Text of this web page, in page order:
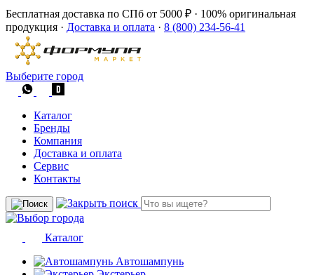
Бесплатная доставка по СПб от 5000 ₽ · 100% оригинальная
продукция · Доставка и оплата · 8 (800) 234-56-41
Выберите город
Каталог
Бренды
Компания
Доставка и оплата
Сервис
Контакты
Каталог
Автошампунь